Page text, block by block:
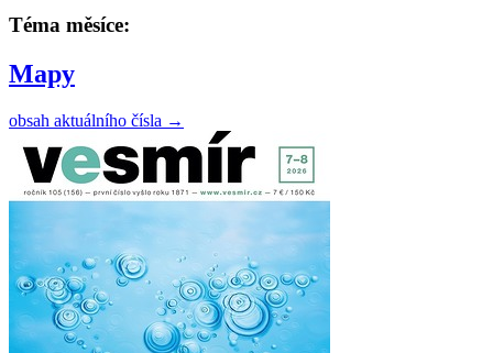
Téma měsíce:
Mapy
obsah aktuálního čísla →